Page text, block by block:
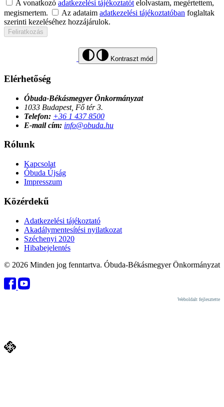
A vonatkozó adatkezelési tájékoztatót elolvastam, megértettem,
megismertem.
Az adataim adatkezelési tájékoztatóban foglaltak
szerinti kezeléséhez hozzájárulok.
Feliratkozás
Kontraszt mód
Elérhetőség
Óbuda-Békásmegyer Önkormányzat
1033 Budapest, Fő tér 3.
Telefon: +36 1 437 8500
E-mail cím: info@obuda.hu
Rólunk
Kapcsolat
Óbuda Újság
Impresszum
Közérdekű
Adatkezelési tájékoztató
Akadálymentesítési nyilatkozat
Széchenyi 2020
Hibabejelentés
© 2026 Minden jog fenntartva. Óbuda-Békásmegyer Önkormányzat
Weboldalt fejlesztette